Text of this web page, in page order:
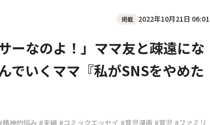
掲載 2022年10月21日 06:01
ーなのよ！」ママ友と疎遠にな
でいくママ『私がSNSをやめた
精神的悩み #夫婦 #コミックエッセイ #育児漫画 #育児 #ファミリ